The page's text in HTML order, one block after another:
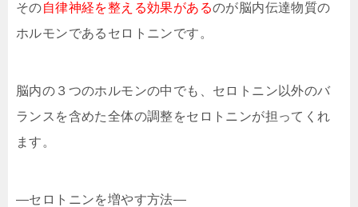
その自律神経を整える効果があるのが脳内伝達物質の
ホルモンであるセロトニンです。
脳内の３つのホルモンの中でも、セロトニン以外のバ
ランスを含めた全体の調整をセロトニンが担ってくれ
ます。
—セロトニンを増やす方法—